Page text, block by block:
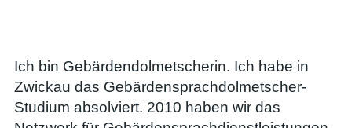
Ich bin Gebärdendolmetscherin. Ich habe in
Zwickau das Gebärdensprachdolmetscher-
Studium absolviert. 2010 haben wir das